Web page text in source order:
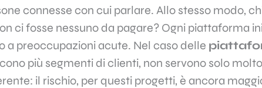
connesse con cui parlare. Allo stesso modo,
ci fosse nessuno da pagare? Ogni piattaforma
a preoccupazioni acute. Nel caso delle
più segmenti di clienti, non servono solo
il rischio, per questi progetti, è ancora